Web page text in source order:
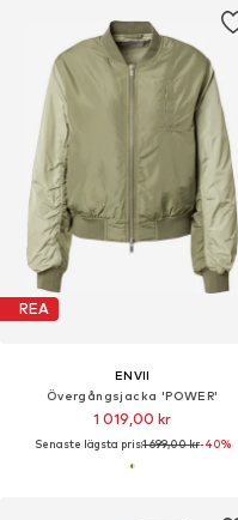
REA
ENVII
Övergångsjacka 'POWER'
1 019,00 kr
Senaste lägsta pris:1 699,00 kr-40%